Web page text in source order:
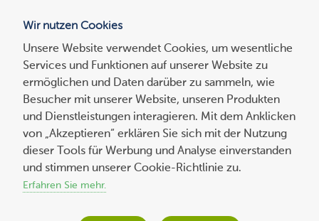
Suchen
nach:
Virtualisierungstechnologien für Server &
Desktops: Virtualisierungsarten im
Wir nutzen Cookies
Unsere Website verwendet Cookies, um wesentliche
Services und Funktionen auf unserer Website zu
ermöglichen und Daten darüber zu sammeln, wie
Besucher mit unserer Website, unseren Produkten
und Dienstleistungen interagieren. Mit dem Anklicken
von „Akzeptieren“ erklären Sie sich mit der Nutzung
dieser Tools für Werbung und Analyse einverstanden
und stimmen unserer Cookie-Richtlinie zu.
Erfahren Sie mehr.